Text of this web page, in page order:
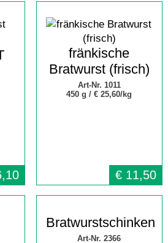
fränkische
Bratwurst (frisch)
Art-Nr. 1011
450 g /€ 25,60/kg
€ 11,50
Bratwurstschinken
Art-Nr. 2366